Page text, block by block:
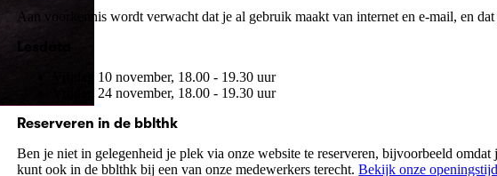
Aan voorkennis wordt verwacht dat je al gebruik maakt van internet en e-mail, en
Vrijdag 10 november, 18.00 - 19.30 uur
Vrijdag 24 november, 18.00 - 19.30 uur
Reserveren in de bblthk
Ben je niet in gelegenheid je plek via onze website te reserveren, bijvoorbeeld
kunt ook in de bblthk bij een van onze medewerkers terecht.Bekijk onze